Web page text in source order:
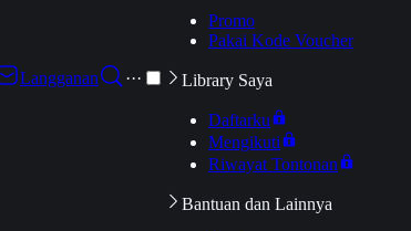
Langganan
···
Promo
Pakai Kode Voucher
Library Saya
Daftarku
Mengikuti
Riwayat Tontonan
Bantuan dan Lainnya